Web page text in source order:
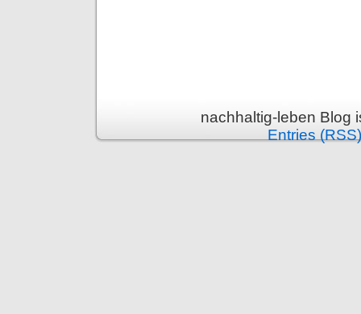
nachhaltig-leben Blog
Entries (RSS)